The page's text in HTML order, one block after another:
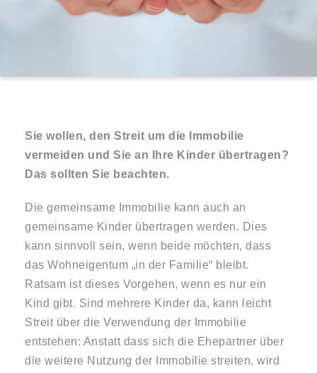
Sie wollen, den Streit um die Immobilie
vermeiden und Sie an Ihre Kinder übertragen?
Das sollten Sie beachten.
Die gemeinsame Immobilie kann auch an
gemeinsame Kinder übertragen werden. Dies
kann sinnvoll sein, wenn beide möchten, dass
das Wohneigentum „in der Familie“ bleibt.
Ratsam ist dieses Vorgehen, wenn es nur ein
Kind gibt. Sind mehrere Kinder da, kann leicht
Streit über die Verwendung der Immobilie
entstehen: Anstatt dass sich die Ehepartner über
die weitere Nutzung der Immobilie streiten, wird